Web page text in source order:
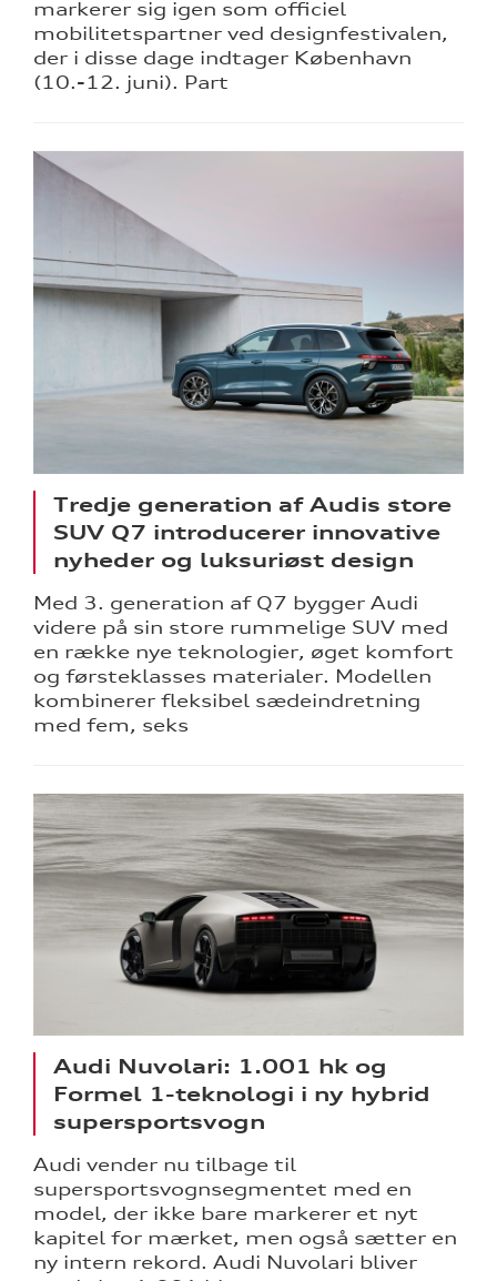
markerer sig igen som officiel
mobilitetspartner ved designfestivalen,
der i disse dage indtager København
(10.-12. juni). Part
Tredje generation af Audis store
SUV Q7 introducerer innovative
nyheder og luksuriøst design
Med 3. generation af Q7 bygger Audi
videre på sin store rummelige SUV med
en række nye teknologier, øget komfort
og førsteklasses materialer. Modellen
kombinerer fleksibel sædeindretning
med fem, seks
Audi Nuvolari: 1.001 hk og
Formel 1-teknologi i ny hybrid
supersportsvogn
Audi vender nu tilbage til
supersportsvognsegmentet med en
model, der ikke bare markerer et nyt
kapitel for mærket, men også sætter en
ny intern rekord. Audi Nuvolari bliver